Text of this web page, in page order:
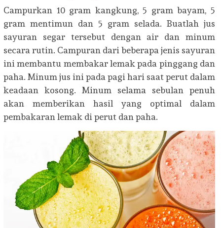
Campurkan 10 gram kangkung, 5 gram bayam, 5
gram mentimun dan 5 gram selada. Buatlah jus
sayuran segar tersebut dengan air dan minum
secara rutin. Campuran dari beberapa jenis sayuran
ini membantu membakar lemak pada pinggang dan
paha. Minum jus ini pada pagi hari saat perut dalam
keadaan kosong. Minum selama sebulan penuh
akan memberikan hasil yang optimal dalam
pembakaran lemak di perut dan paha.